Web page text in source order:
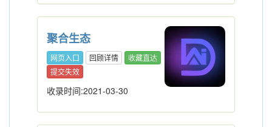
聚合生态
网页入口 回顾详情
收藏直达
提交失效
收录时间:2021-03-30